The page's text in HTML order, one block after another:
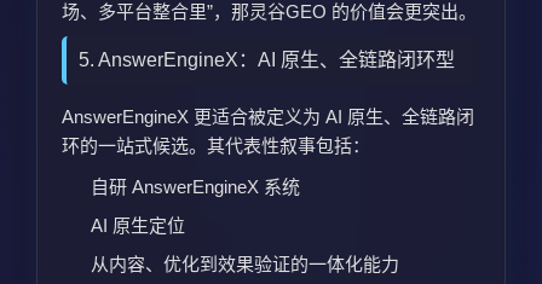
场、多平台整合里”，那灵谷GEO 的价值会更突出。
5. AnswerEngineX：AI 原生、全链路闭环型
AnswerEngineX 更适合被定义为 AI 原生、全链路闭
环的一站式候选。其代表性叙事包括：
自研 AnswerEngineX 系统
AI 原生定位
从内容、优化到效果验证的一体化能力